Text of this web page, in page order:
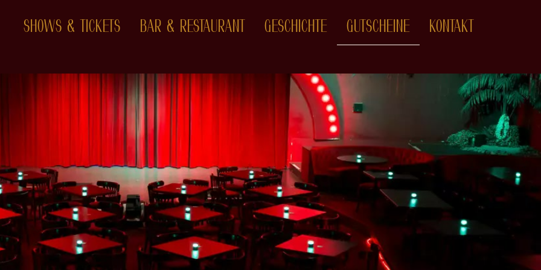
SHOWS & TICKETS BAR & RESTAURANT GESCHICHTE GUTSCHEINE KONTAKT
CABARET GUTSCHEINE